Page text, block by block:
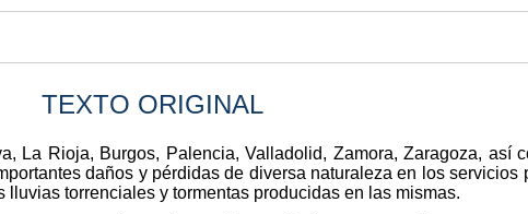
TEXTO ORIGINAL
La Rioja, Burgos, Palencia, Valladolid, Zamora, Zaragoza, así
daños y pérdidas de diversa naturaleza en los servicios
torrenciales y tormentas producidas en las mismas.